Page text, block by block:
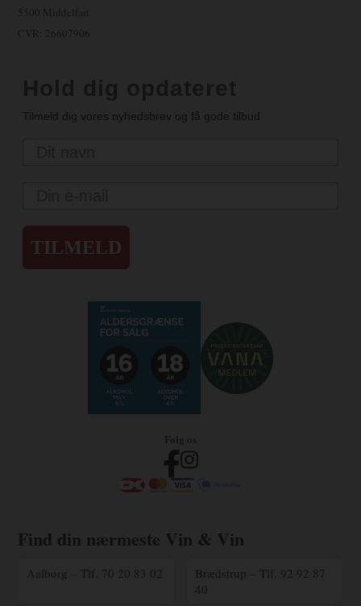
5500 Middelfart
CVR: 26607906
Tilmeld dig vores nyhedsbrev og få gode tilbud
TILMELD
Følg os
Find din nærmeste Vin & Vin
Aalborg – Tlf. 70 20 83 02
Brædstrup – Tlf. 92 92 87
40